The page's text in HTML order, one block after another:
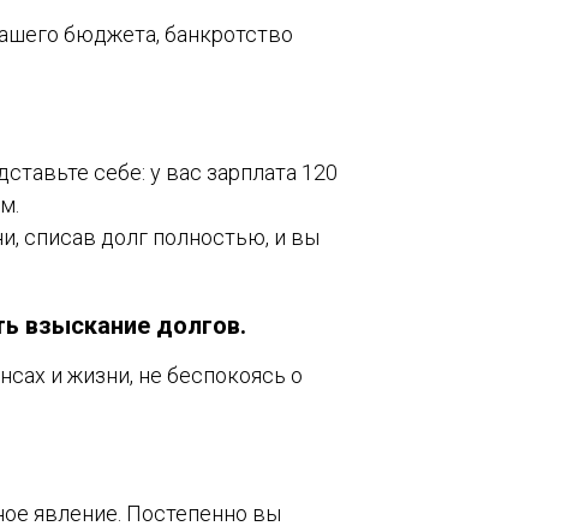
бюджета, банкротство
себе: у вас зарплата 120
списав долг полностью, и вы
взыскание долгов.
и жизни, не беспокоясь о
явление. Постепенно вы